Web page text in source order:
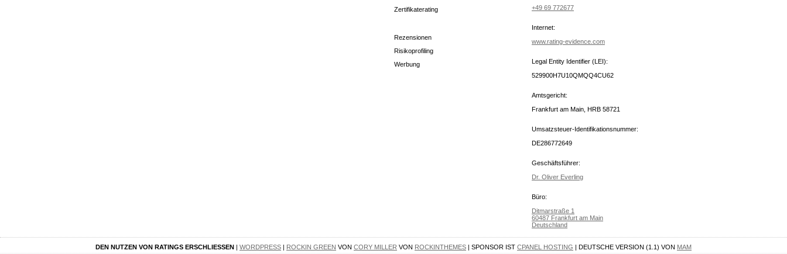
Zertifikaterating
Rezensionen
Risikoprofiling
Werbung
+49 69 772677
Internet:
www.rating-evidence.com
Legal Entity Identifier (LEI):
529900H7U10QMQQ4CU62
Amtsgericht:
Frankfurt am Main, HRB 58721
Umsatzsteuer-Identifikationsnummer:
DE286772649
Geschäftsführer:
Dr. Oliver Everling
Büro:
Ditmarstraße 1
60487 Frankfurt am Main
Deutschland
DEN NUTZEN VON RATINGS ERSCHLIESSEN | WORDPRESS | ROCKIN GREEN VON CORY MILLER VON ROCKINTHEMES | SPONSOR IST CPANEL HOSTING | DEUTSCHE VERSION (1.1) VON MAM